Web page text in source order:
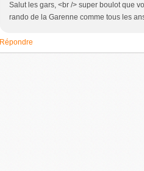
Salut les gars, <br /> super boulot que
rando de la Garenne comme tous les
Répondre